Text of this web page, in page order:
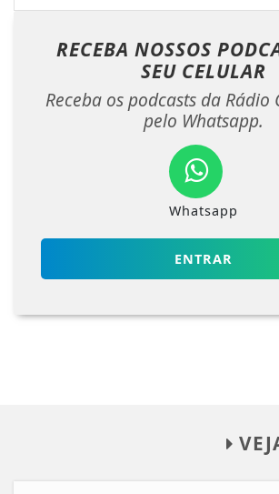
RECEBA NOSSOS
SEU CELULAR
Receba os podcasts da Rádio
pelo Whatsapp.
Whatsapp
ENTRAR